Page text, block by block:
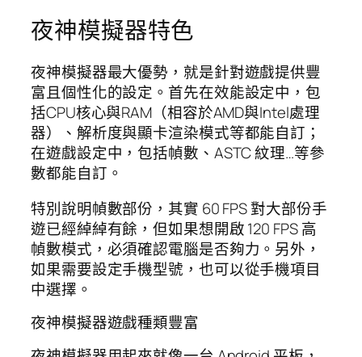
夜神模擬器特色
夜神模擬器最大優勢，就是針對遊戲提供豐
富且個性化的設定。首先在效能設定中，包
括CPU核心與RAM（相容於AMD與Intel處理
器）、解析度與顯卡渲染模式等都能自訂；
在遊戲設定中，包括幀數、ASTC 紋理…等參
數都能自訂。
特別說明幀數部份，其實 60 FPS 對大部份手
遊已經綽綽有餘，但如果想開啟 120 FPS 高
幀數模式，必須確認電腦是否夠力。另外，
如果需要設定手機型號，也可以從手機項目
中選擇。
夜神模擬器遊戲種類豐富